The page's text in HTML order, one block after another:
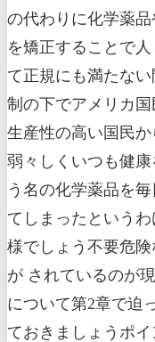
の代わりに化学薬
を矯正することで
て正規にも満たな
制の下でアメリカ
生産性の高い国民
弱々しくいつも健
う名の化学薬品を
てしまったという
様でしょう不要危
が されているのが
について第2章で迫
ておきましょうポ